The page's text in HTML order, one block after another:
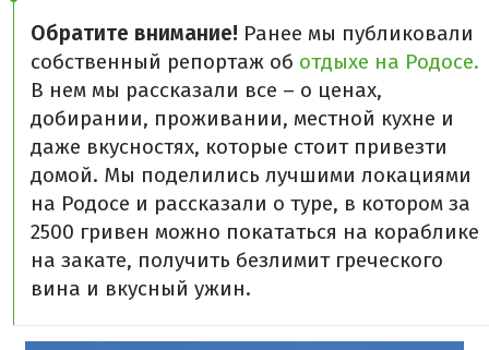
Обратите внимание! Ранее мы публиковали
собственный репортаж об отдыхе на Родосе.
В нем мы рассказали все – о ценах,
добирании, проживании, местной кухне и
даже вкусностях, которые стоит привезти
домой. Мы поделились лучшими локациями
на Родосе и рассказали о туре, в котором за
2500 гривен можно покататься на кораблике
на закате, получить безлимит греческого
вина и вкусный ужин.